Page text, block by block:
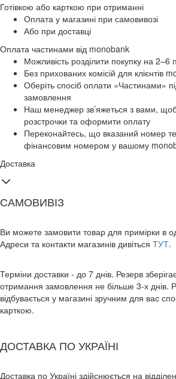
Готівкою або карткою при отриманні
Оплата у магазині при самовивозі
Або при доставці
Оплата частинами від monobank
Можливість розділити покупку на 2–6
Без прихованих комісій для клієнтів
Оберіть спосіб оплати «Частинами»
замовлення
Наш менеджер зв’яжеться з вами,
розстрочки та оформити оплату
Переконайтесь, що вказаний номер
фінансовим номером у вашому
Доставка
САМОВИВІЗ
Ви можете замовити товар для примірки в
Адреси та контакти магазинів дивіться ТУТ.
Терміни доставки - до 7 днів. Резерв
отримання замовлення не більше 3-х днів.
відбувається у магазині зручним для вас
карткою.
ДОСТАВКА ПО УКРАЇНІ
Доставка по Україні здійснюється на